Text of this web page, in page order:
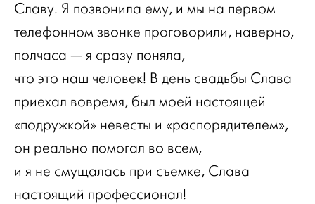
Славу. Я позвонила ему, и мы на первом
телефонном звонке проговорили, наверно,
полчаса — я сразу поняла,
что это наш человек! В день свадьбы Слава
приехал вовремя, был моей настоящей
«подружкой» невесты и «распорядителем»,
он реально помогал во всем,
и я не смущалась при съемке, Слава
настоящий профессионал!